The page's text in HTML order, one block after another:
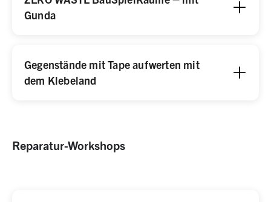
Gunda
Gegenstände mit Tape aufwerten mit
dem Klebeland
Reparatur-Workshops